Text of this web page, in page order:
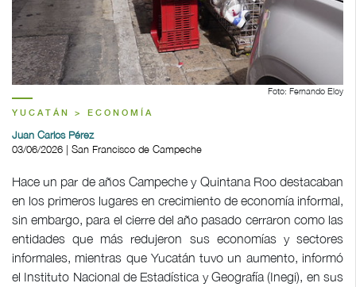
Foto: Fernando Eloy
YUCATÁN > ECONOMÍA
Juan Carlos Pérez
03/06/2026 | San Francisco de Campeche
Hace un par de años Campeche y Quintana Roo destacaban
en los primeros lugares en crecimiento de economía informal,
sin embargo, para el cierre del año pasado cerraron como las
entidades que más redujeron sus economías y sectores
informales, mientras que Yucatán tuvo un aumento, informó
el Instituto Nacional de Estadística y Geografía (Inegi), en sus